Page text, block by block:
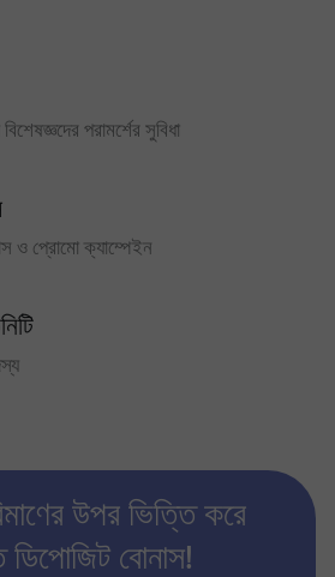
পরামর্শের সুবিধা
ও প্রোমো ক্যাম্পেইন
উপর ভিত্তি করে
বোনাস!